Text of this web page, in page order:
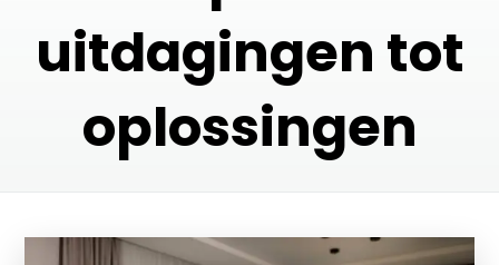
uitdagingen tot
oplossingen